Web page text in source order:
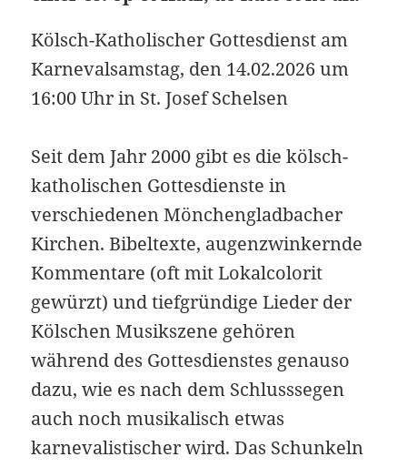
Kölsch-Katholischer Gottesdienst am
Karnevalsamstag, den 14.02.2026 um
16:00 Uhr in St. Josef Schelsen
Seit dem Jahr 2000 gibt es die kölsch-
katholischen Gottesdienste in
verschiedenen Mönchengladbacher
Kirchen. Bibeltexte, augenzwinkernde
Kommentare (oft mit Lokalcolorit
gewürzt) und tiefgründige Lieder der
Kölschen Musikszene gehören
während des Gottesdienstes genauso
dazu, wie es nach dem Schlusssegen
auch noch musikalisch etwas
karnevalistischer wird. Das Schunkeln